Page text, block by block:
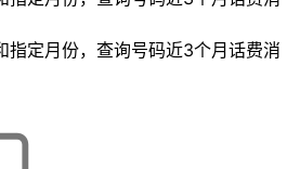
指定月份，查询号码近3个月话费消